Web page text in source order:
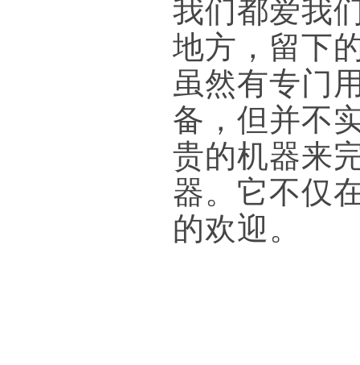
我们都爱我
地方，留下
虽然有专门
备，但并不
贵的机器来
器。它不仅
的欢迎。